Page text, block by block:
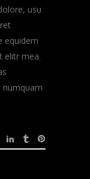
usu
equidem
elitr mea.
numquam